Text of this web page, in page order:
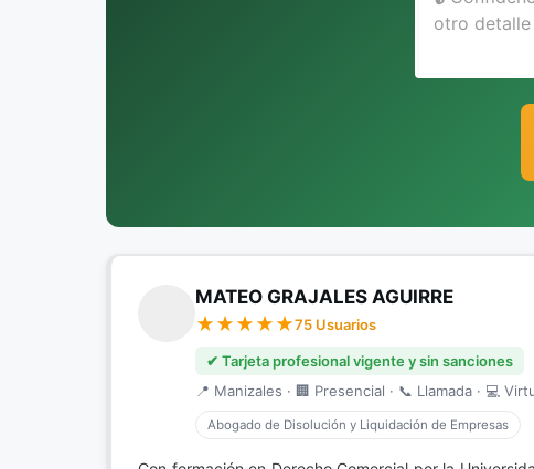
MATEO GRAJALES AGUIRRE
75 Usuarios
✔ Tarjeta profesional vigente y sin sanciones
📍 Manizales · 🏢 Presencial · 📞 Llamada · 💻
Abogado de Disolución y Liquidación de Empresas